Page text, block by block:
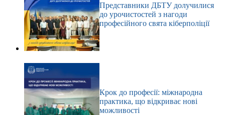
Представники ДБТУ долучилися
до урочистостей з нагоди
професійного свята кіберполіції
Крок до професії: міжнародна
практика, що відкриває нові
можливості